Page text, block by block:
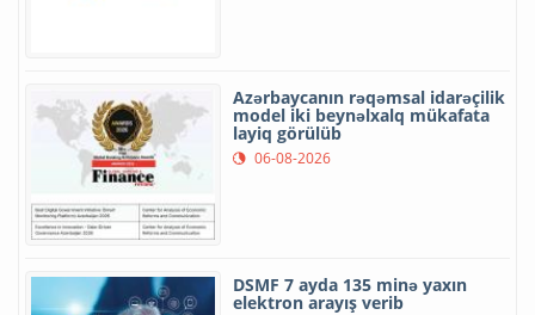
Azərbaycanın rəqəmsal idarəçilik
model iki beynəlxalq mükafata
layiq görülüb
06-08-2026
DSMF 7 ayda 135 minə yaxın
elektron arayış verib